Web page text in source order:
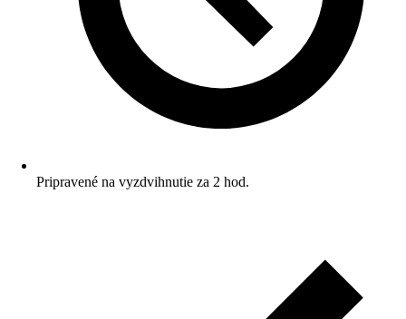
Pripravené na vyzdvihnutie za 2 hod.